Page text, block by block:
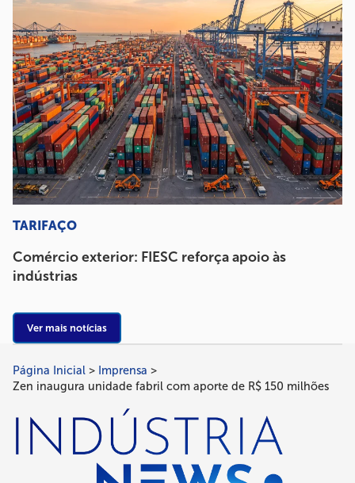
TARIFAÇO
Comércio exterior: FIESC reforça apoio às
indústrias
Ver mais notícias
Trilha
navegação
Página Inicial
Imprensa
Zen inaugura unidade fabril com aporte de R$ 150 milhões